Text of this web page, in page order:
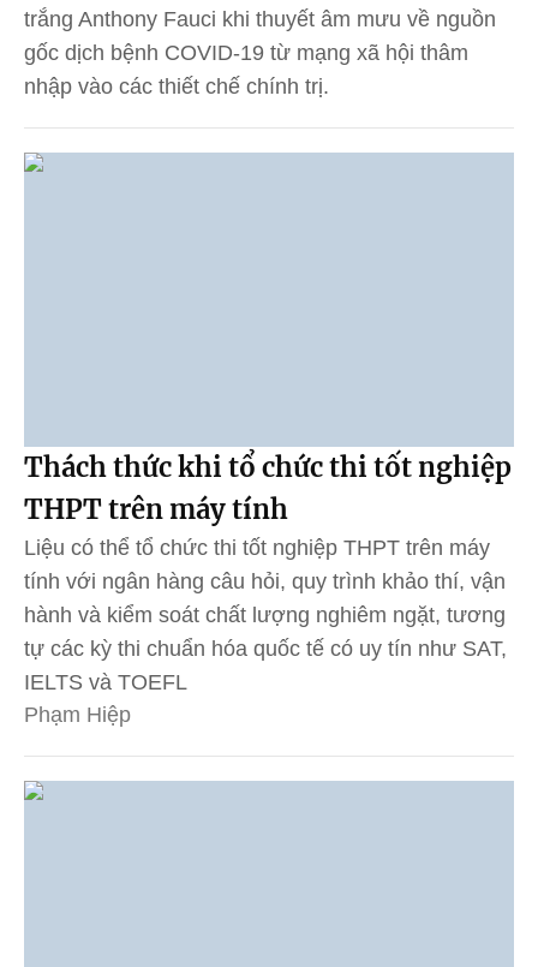
trắng Anthony Fauci khi thuyết âm mưu về nguồn
gốc dịch bệnh COVID-19 từ mạng xã hội thâm
nhập vào các thiết chế chính trị.
Thách thức khi tổ chức thi tốt nghiệp
THPT trên máy tính
Liệu có thể tổ chức thi tốt nghiệp THPT trên máy
tính với ngân hàng câu hỏi, quy trình khảo thí, vận
hành và kiểm soát chất lượng nghiêm ngặt, tương
tự các kỳ thi chuẩn hóa quốc tế có uy tín như SAT,
IELTS và TOEFL
Phạm Hiệp